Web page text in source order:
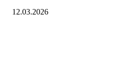
12.03.2026